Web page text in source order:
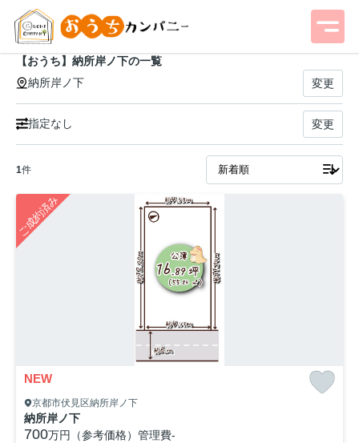
【おうち】納所岸ノ下の一覧
納所岸ノ下
変更
指定なし 変更
1件
ご成約済み
NEW
京都市伏見区納所岸ノ下
納所岸ノ下
700万円（参考価格） 管理費-